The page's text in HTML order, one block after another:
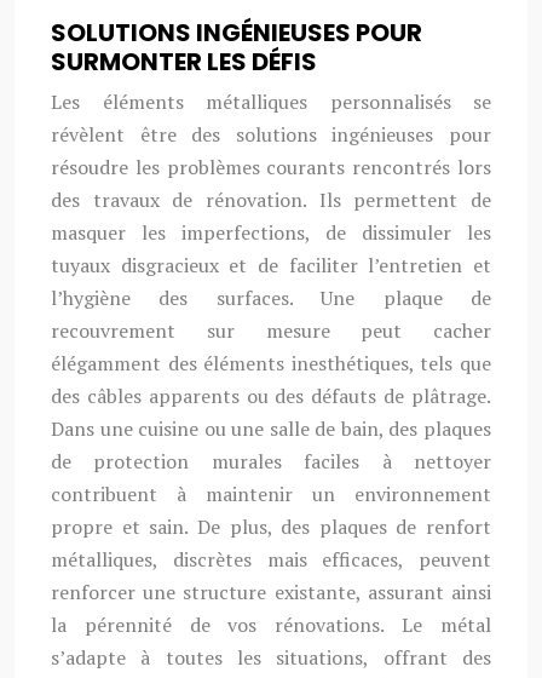
SOLUTIONS INGÉNIEUSES POUR
SURMONTER LES DÉFIS
Les éléments métalliques personnalisés se
révèlent être des solutions ingénieuses pour
résoudre les problèmes courants rencontrés lors
des travaux de rénovation. Ils permettent de
masquer les imperfections, de dissimuler les
tuyaux disgracieux et de faciliter l’entretien et
l’hygiène des surfaces. Une plaque de
recouvrement sur mesure peut cacher
élégamment des éléments inesthétiques, tels que
des câbles apparents ou des défauts de plâtrage.
Dans une cuisine ou une salle de bain, des plaques
de protection murales faciles à nettoyer
contribuent à maintenir un environnement
propre et sain. De plus, des plaques de renfort
métalliques, discrètes mais efficaces, peuvent
renforcer une structure existante, assurant ainsi
la pérennité de vos rénovations. Le métal
s’adapte à toutes les situations, offrant des